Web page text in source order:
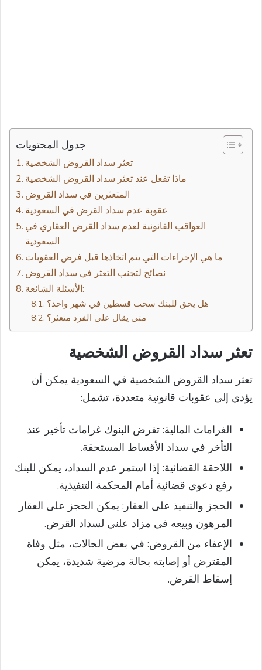
جدول المحتويات
تعثر سداد القروض الشخصية
ماذا تفعل عند تعثر سداد القروض الشخصية
المتعثرين في سداد القروض
عقوبة عدم سداد القرض في السعودية
العواقب القانونية لعدم سداد القرض العقاري في
السعودية
ما هي الإجراءات التي يتم اتخاذها قبل فرض العقوبات
نصائح لتجنب التعثر في سداد القروض
الأسئلة الشائعة:
هل يحق للبنك سحب قسطين في شهر واحد؟
متى يقال على الفرد متعثر؟
تعثر سداد القروض الشخصية
تعثر سداد القروض الشخصية في السعودية يمكن أن
يؤدي إلى عقوبات قانونية متعددة، تشمل:
الغرامات المالية: تفرض البنوك غرامات تأخير عند
التأخر في سداد الأقساط المستحقة.
اللاحقة القضائية: إذا استمر عدم السداد، يمكن للبنك
رفع دعوى قضائية أمام المحكمة التنفيذية.
الحجز والتنفيذ على العقار: يمكن الحجز على العقار
المرهون وبيعه في مزاد علني لسداد القرض.
الإعفاء من القروض: في بعض الحالات، مثل وفاة
المقترض أو إصابته بحالة مرضية شديدة، يمكن
إسقاط القرض.